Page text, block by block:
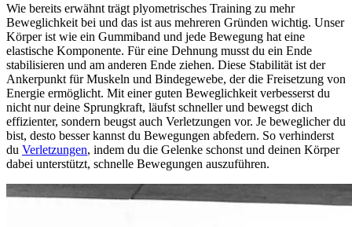
Wie bereits erwähnt trägt plyometrisches Training zu mehr
Beweglichkeit bei und das ist aus mehreren Gründen wichtig. Unser
Körper ist wie ein Gummiband und jede Bewegung hat eine
elastische Komponente. Für eine Dehnung musst du ein Ende
stabilisieren und am anderen Ende ziehen. Diese Stabilität ist der
Ankerpunkt für Muskeln und Bindegewebe, der die Freisetzung von
Energie ermöglicht. Mit einer guten Beweglichkeit verbesserst du
nicht nur deine Sprungkraft, läufst schneller und bewegst dich
effizienter, sondern beugst auch Verletzungen vor. Je beweglicher du
bist, desto besser kannst du Bewegungen abfedern. So verhinderst
du Verletzungen, indem du die Gelenke schonst und deinen Körper
dabei unterstützt, schnelle Bewegungen auszuführen.